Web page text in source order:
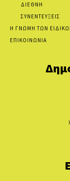
ΔΙΕΘΝΗ
ΣΥΝΕΝΤΕΥΞΕΙΣ
Η ΓΝΩΜΗ ΤΩΝ
ΕΠΙΚΟΙΝΩΝΙΑ